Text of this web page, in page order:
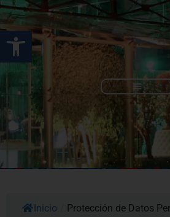
Abrir barra de
Ir
al
contenido
Inicio Protección de Datos